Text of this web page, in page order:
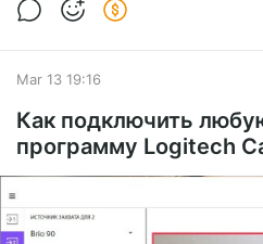
Mar 13 19:16
Как подключить
программу Logitech